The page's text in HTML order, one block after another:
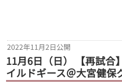
2022年11月2日公開
11月6日（日） 【再試合
イルドギース＠大宮健保